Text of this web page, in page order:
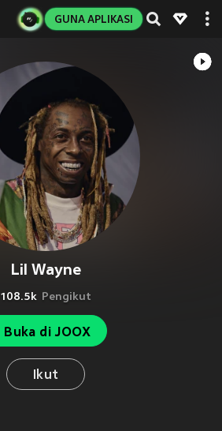
GUNA APLIKASI
Lil Wayne
108.5k Pengikut
Buka di JOOX
Ikut